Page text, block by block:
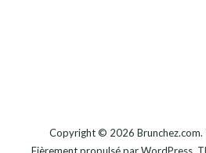
Copyright © 2026 Brunchez.com.